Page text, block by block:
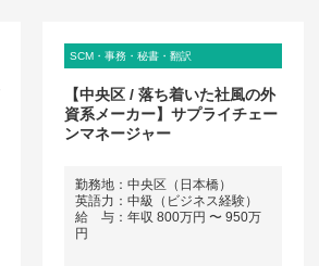
SCM・事務・秘書・翻訳
【中央区 / 落ち着いた社風の外
資系メーカー】サプライチェー
ンマネージャー
勤務地：中央区（日本橋）
英語力：中級（ビジネス経験）
給 与：年収 800万円 〜 950万
円